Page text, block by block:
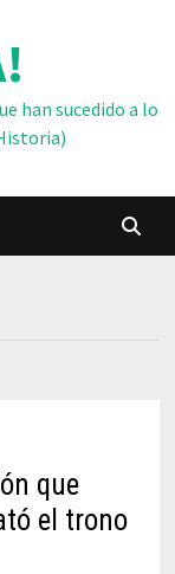
han sucedido a lo
que
el trono